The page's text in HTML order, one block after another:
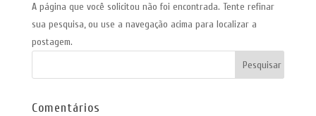
A página que você solicitou não foi encontrada. Tente refinar
sua pesquisa, ou use a navegação acima para localizar a
postagem.
Comentários